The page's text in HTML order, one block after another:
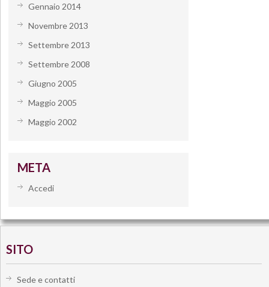
Gennaio 2014
Novembre 2013
Settembre 2013
Settembre 2008
Giugno 2005
Maggio 2005
Maggio 2002
META
Accedi
SITO
Sede e contatti